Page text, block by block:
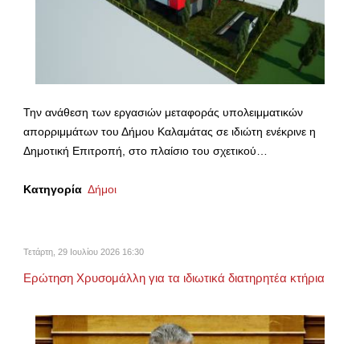
Την ανάθεση των εργασιών μεταφοράς υπολειμματικών
απορριμμάτων του Δήμου Καλαμάτας σε ιδιώτη ενέκρινε η
Δημοτική Επιτροπή, στο πλαίσιο του σχετικού…
Κατηγορία Δήμοι
Τετάρτη, 29 Ιουλίου 2026 16:30
Ερώτηση Χρυσομάλλη για τα ιδιωτικά διατηρητέα κτήρια